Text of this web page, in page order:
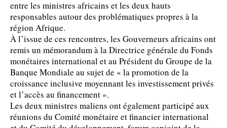
entre les ministres africains et les deux hauts
responsables autour des problématiques propres à la
région Afrique.
À l’issue de ces rencontres, les Gouverneurs africains ont
remis un mémorandum à la Directrice générale du Fonds
monétaires international et au Président du Groupe de la
Banque Mondiale au sujet de « la promotion de la
croissance inclusive moyennant les investissement privés
et l’accès au financement ».
Les deux ministres maliens ont également participé aux
réunions du Comité monétaire et financier international